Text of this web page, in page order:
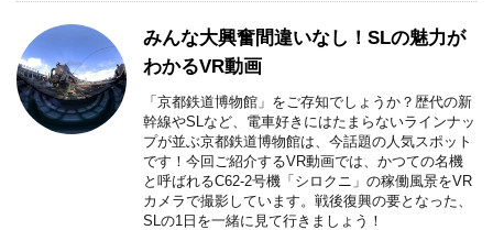
みんな大興奮間違いなし！SLの魅力が
わかるVR動画
「京都鉄道博物館」をご存知でしょうか？歴代の新
幹線やSLなど、電車好きにはたまらないラインナッ
プが並ぶ京都鉄道博物館は、今話題の人気スポット
です！今回ご紹介するVR動画では、かつての名機
と呼ばれるC62-2号機「シロクニ」の稼働風景をVR
カメラで撮影しています。戦後復興の要となった、
SLの1日を一緒に見て行きましょう！